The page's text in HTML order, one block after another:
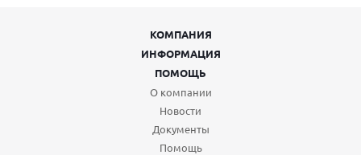
КОМПАНИЯ
ИНФОРМАЦИЯ
ПОМОЩЬ
О компании
Новости
Документы
Помощь